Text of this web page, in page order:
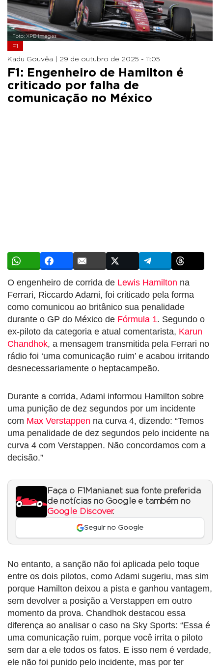
Foto: XPB Images
F1
Kadu Gouvêa | 29 de outubro de 2025 - 11:05
F1: Engenheiro de Hamilton é
criticado por falha de
comunicação no México
O engenheiro de corrida de Lewis Hamilton na
Ferrari, Riccardo Adami, foi criticado pela forma
como comunicou ao britânico sua penalidade
durante o GP do México de Fórmula 1. Segundo o
ex-piloto da categoria e atual comentarista, Karun
Chandhok, a mensagem transmitida pela Ferrari no
rádio foi ‘uma comunicação ruim’ e acabou irritando
desnecessariamente o heptacampeão.
Durante a corrida, Adami informou Hamilton sobre
uma punição de dez segundos por um incidente
com Max Verstappen na curva 4, dizendo: “Temos
uma penalidade de dez segundos pelo incidente na
curva 4 com Verstappen. Não concordamos com a
decisão.”
Faça o F1Mania.net sua fonte preferida
de notícias no Google e também no
Google Discover.
Seguir no Google
No entanto, a sanção não foi aplicada pelo toque
entre os dois pilotos, como Adami sugeriu, mas sim
porque Hamilton deixou a pista e ganhou vantagem,
sem devolver a posição a Verstappen em outro
momento da prova. Chandhok destacou essa
diferença ao analisar o caso na Sky Sports: “Essa é
uma comunicação ruim, porque você irrita o piloto
sem dar a ele todos os fatos. E isso nem é verdade,
ele não foi punido pelo incidente, mas por ter